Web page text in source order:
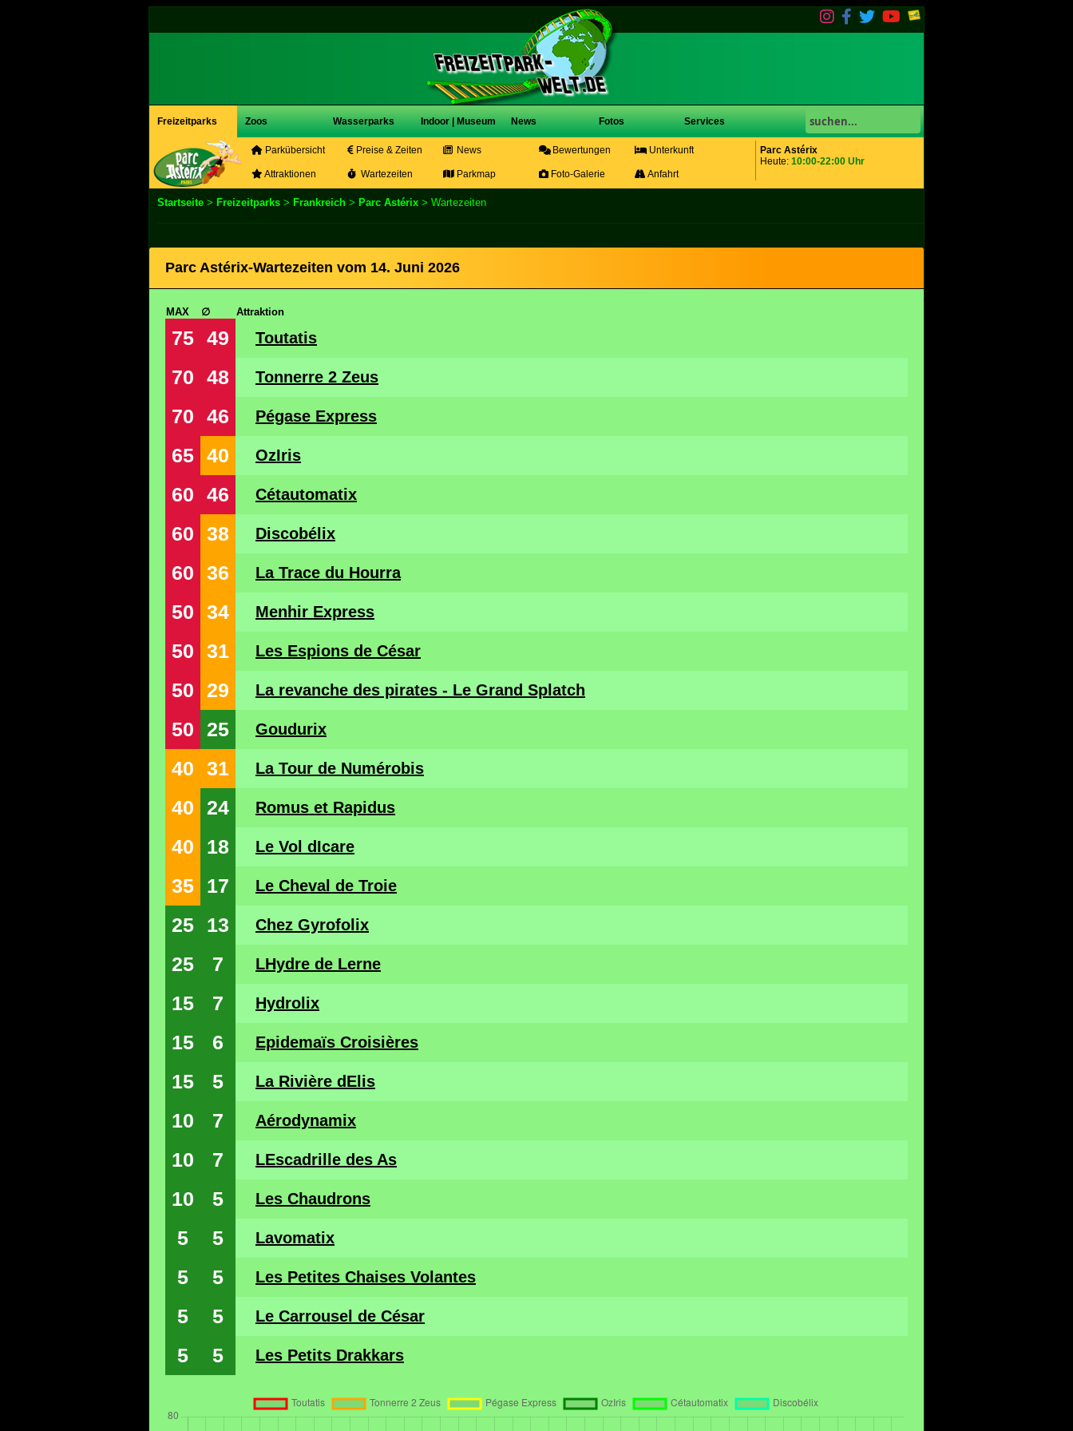
Freizeitparks Zoos Wasserparks Indoor | Museum News Fotos Services
Parc Astérix
Heute: 10:00-22:00 Uhr
Parkübersicht Preise & Zeiten News Bewertungen Unterkunft
Attraktionen Wartezeiten Parkmap Foto-Galerie Anfahrt
Startseite > Freizeitparks > Frankreich > Parc Astérix > Wartezeiten
Parc Astérix-Wartezeiten vom 14. Juni 2026
MAX ∅ Attraktion
75 49 Toutatis
70 48 Tonnerre 2 Zeus
70 46 Pégase Express
65 40 OzIris
60 46 Cétautomatix
60 38 Discobélix
60 36 La Trace du Hourra
50 34 Menhir Express
50 31 Les Espions de César
50 29 La revanche des pirates - Le Grand Splatch
50 25 Goudurix
40 31 La Tour de Numérobis
40 24 Romus et Rapidus
40 18 Le Vol dIcare
35 17 Le Cheval de Troie
25 13 Chez Gyrofolix
25 7 LHydre de Lerne
15 7 Hydrolix
15 6 Epidemaïs Croisières
15 5 La Rivière dElis
10 7 Aérodynamix
10 7 LEscadrille des As
10 5 Les Chaudrons
5 5 Lavomatix
5 5 Les Petites Chaises Volantes
5 5 Le Carrousel de César
5 5 Les Petits Drakkars